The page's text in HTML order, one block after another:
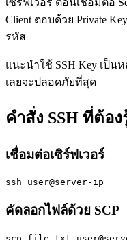
เซิร์ฟเวอร์ ตอนเชื่อมต่อ
Client ตอบด้วย Private
รหัส
แนะนำใช้ SSH Key เป็นห
เลยจะปลอดภัยที่สุด
คำสั่ง SSH ที่ต้อง
เชื่อมต่อเซิร์ฟเวอร์
ssh user@server-ip
คัดลอกไฟล์ด้วย SCP